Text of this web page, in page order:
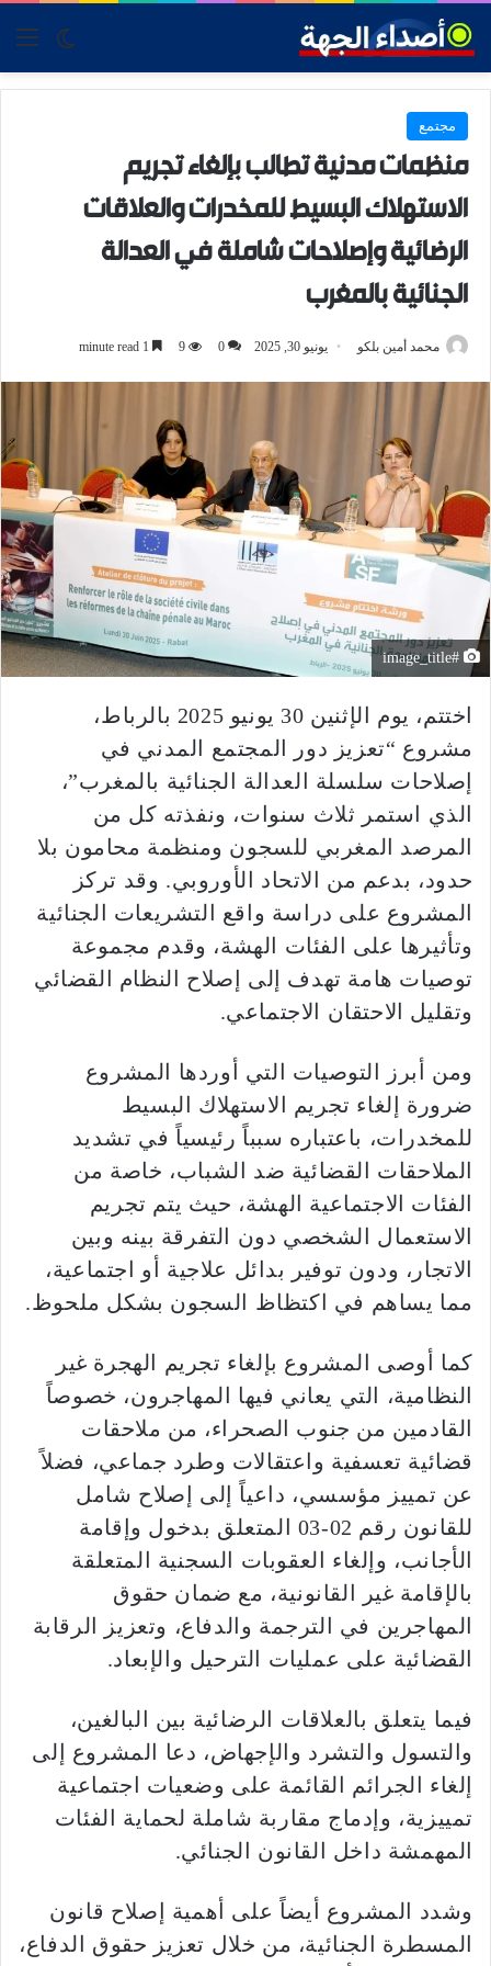
skin
مجتمع
منظمات مدنية تطالب بإلغاء تجريم
الاستهلاك البسيط للمخدرات والعلاقات
الرضائية وإصلاحات شاملة في العدالة
الجنائية بالمغرب
محمد أمين بلكو يونيو 30, 2025 0
9
#image_title
اختتم، يوم الإثنين 30 يونيو 2025 بالرباط،
مشروع “تعزيز دور المجتمع المدني في
إصلاحات سلسلة العدالة الجنائية بالمغرب”،
الذي استمر ثلاث سنوات، ونفذته كل من
المرصد المغربي للسجون ومنظمة محامون بلا
حدود، بدعم من الاتحاد الأوروبي. وقد تركز
المشروع على دراسة واقع التشريعات الجنائية
وتأثيرها على الفئات الهشة، وقدم مجموعة
توصيات هامة تهدف إلى إصلاح النظام القضائي
وتقليل الاحتقان الاجتماعي.
ومن أبرز التوصيات التي أوردها المشروع
ضرورة إلغاء تجريم الاستهلاك البسيط
للمخدرات، باعتباره سبباً رئيسياً في تشديد
الملاحقات القضائية ضد الشباب، خاصة من
الفئات الاجتماعية الهشة، حيث يتم تجريم
الاستعمال الشخصي دون التفرقة بينه وبين
الاتجار، ودون توفير بدائل علاجية أو اجتماعية،
مما يساهم في اكتظاظ السجون بشكل ملحوظ.
كما أوصى المشروع بإلغاء تجريم الهجرة غير
النظامية، التي يعاني فيها المهاجرون، خصوصاً
القادمين من جنوب الصحراء، من ملاحقات
قضائية تعسفية واعتقالات وطرد جماعي، فضلاً
عن تمييز مؤسسي، داعياً إلى إصلاح شامل
للقانون رقم 02-03 المتعلق بدخول وإقامة
الأجانب، وإلغاء العقوبات السجنية المتعلقة
بالإقامة غير القانونية، مع ضمان حقوق
المهاجرين في الترجمة والدفاع، وتعزيز الرقابة
القضائية على عمليات الترحيل والإبعاد.
فيما يتعلق بالعلاقات الرضائية بين البالغين،
والتسول والتشرد والإجهاض، دعا المشروع إلى
إلغاء الجرائم القائمة على وضعيات اجتماعية
تمييزية، وإدماج مقاربة شاملة لحماية الفئات
المهمشة داخل القانون الجنائي.
وشدد المشروع أيضاً على أهمية إصلاح قانون
المسطرة الجنائية، من خلال تعزيز حقوق الدفاع،